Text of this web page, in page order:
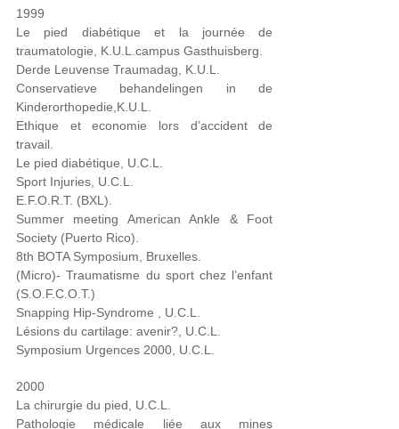
1999
Le pied diabétique et la journée de
traumatologie, K.U.L.campus Gasthuisberg.
Derde Leuvense Traumadag, K.U.L.
Conservatieve behandelingen in de
Kinderorthopedie,K.U.L.
Ethique et economie lors d’accident de
travail.
Le pied diabétique, U.C.L.
Sport Injuries, U.C.L.
E.F.O.R.T. (BXL).
Summer meeting American Ankle & Foot
Society (Puerto Rico).
8th BOTA Symposium, Bruxelles.
(Micro)- Traumatisme du sport chez l’enfant
(S.O.F.C.O.T.)
Snapping Hip-Syndrome , U.C.L.
Lésions du cartilage: avenir?, U.C.L.
Symposium Urgences 2000, U.C.L.
2000
La chirurgie du pied, U.C.L.
Pathologie médicale liée aux mines